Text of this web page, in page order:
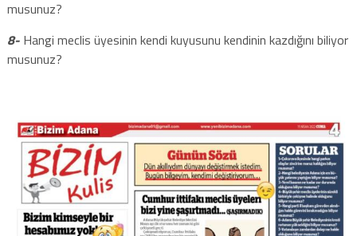
musunuz?
8- Hangi meclis üyesinin kendi kuyusunu kendinin kazdığını biliyor
musunuz?